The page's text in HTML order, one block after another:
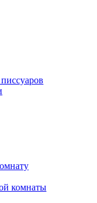
комнаты